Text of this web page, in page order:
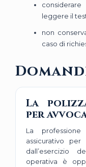
leggere il
non
caso di
La
per
La
assicurativo
dall’esercizio
operativa è